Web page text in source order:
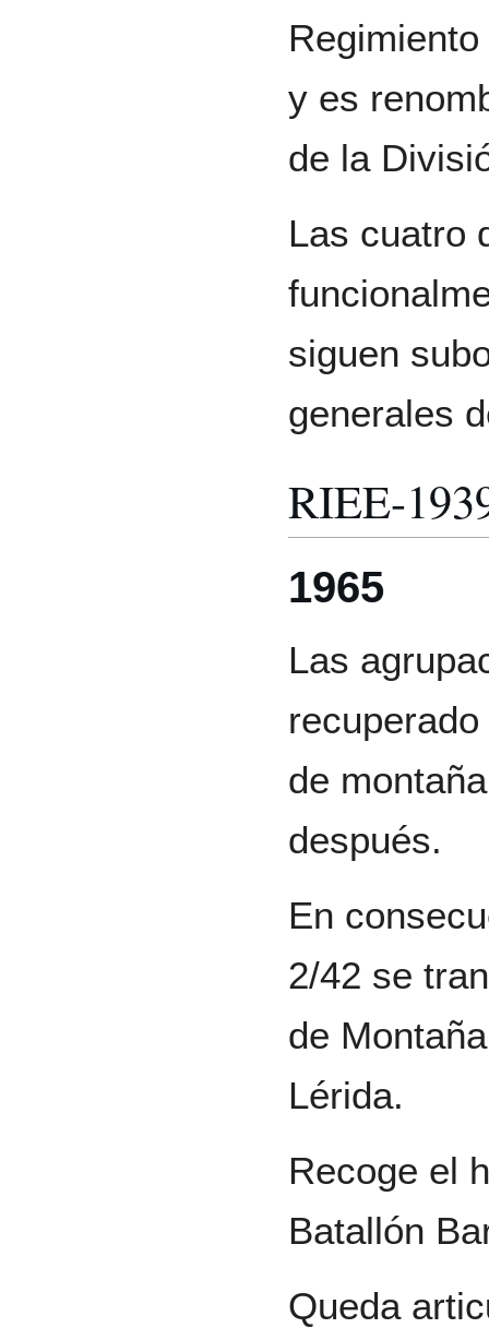
y es
de la
Las cuatro
siguen
generales
RIEE-
1965
Las
de
después.
En
2/42 se
de
Lérida.
Recoge el
Batallón
Queda